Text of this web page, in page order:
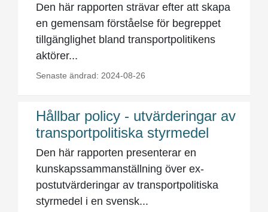
Den här rapporten strävar efter att skapa
en gemensam förståelse för begreppet
tillgänglighet bland transportpolitikens
aktörer...
Senaste ändrad: 2024-08-26
Hållbar policy - utvärderingar av
transportpolitiska styrmedel
Den här rapporten presenterar en
kunskapssammanställning över ex-
postutvärderingar av transportpolitiska
styrmedel i en svensk...